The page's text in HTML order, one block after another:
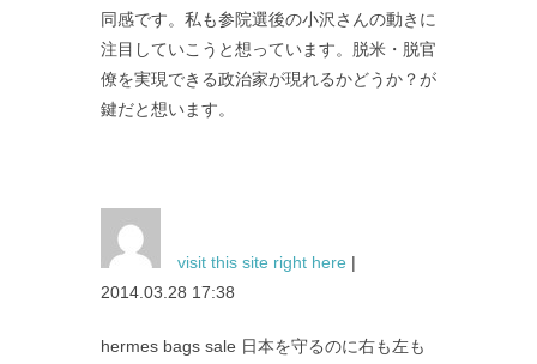
同感です。私も参院選後の小沢さんの動きに
注目していこうと想っています。脱米・脱官
僚を実現できる政治家が現れるかどうか？が
鍵だと想います。
visit this site right here |
2014.03.28 17:38
hermes bags sale 日本を守るのに右も左も